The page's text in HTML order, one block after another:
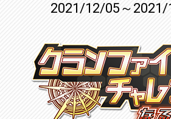
2021/12/05～